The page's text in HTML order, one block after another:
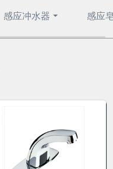
感应冲水器 感应